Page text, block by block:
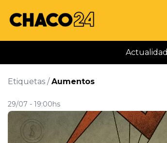
Actualidad
Etiquetas /Aumentos
29/07 - 19:00hs